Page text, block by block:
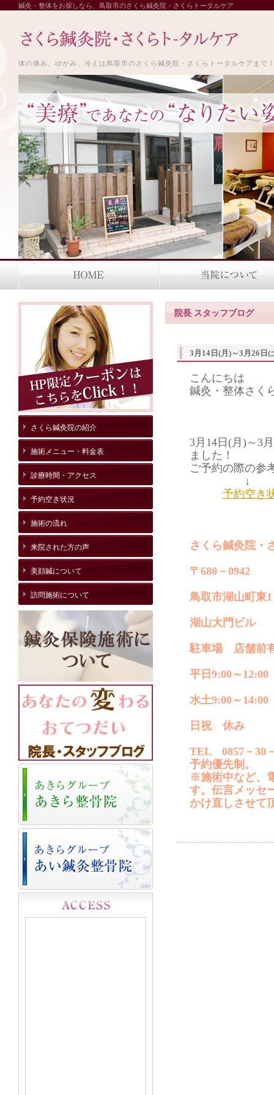
鍼灸・整体をお探しなら、鳥取市のさくら鍼灸院・さくらトータルケア
体の痛み、ゆがみ、冷えは鳥取市のさくら鍼灸院・さくらトータルケアまで
院長 スタッフブログ
3月14日(月)～3月26日(
こんにちは
鍼灸・整体さく
3月14日(月)～3
ました！
ご予約の際の参
↓
予約空き
さくら鍼灸院・
〒680－0942
鳥取市湖山町東1
湖山大門ビル
駐車場 店舗前
平日9:00～
水土9:00～14:00
日祝 休み
TEL 0857－30
予約優先制。
※施術中など、
す。伝言メッセ
かけ直しさせて
さくら鍼灸院の紹介
施術メニュー・料金表
診療時間・アクセス
予約空き状況
施術の流れ
来院された方の声
美顔鍼について
訪問施術について